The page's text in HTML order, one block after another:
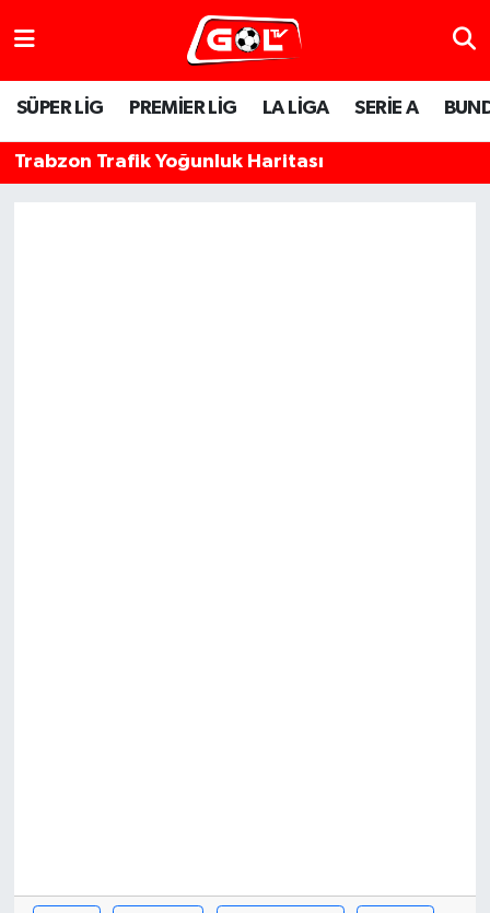
SÜPER LİG PREMİER LİG LA LİGA SERİE A
Trabzon Trafik Yoğunluk Haritası